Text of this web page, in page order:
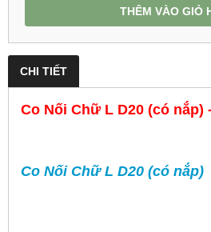
THÊM VÀO GIỎ
CHI TIẾT
Co Nối Chữ L D20 (có nắp)
Co Nối Chữ L D20 (có nắp)